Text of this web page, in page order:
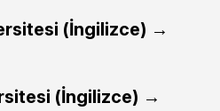
(İngilizce) →
(İngilizce) →